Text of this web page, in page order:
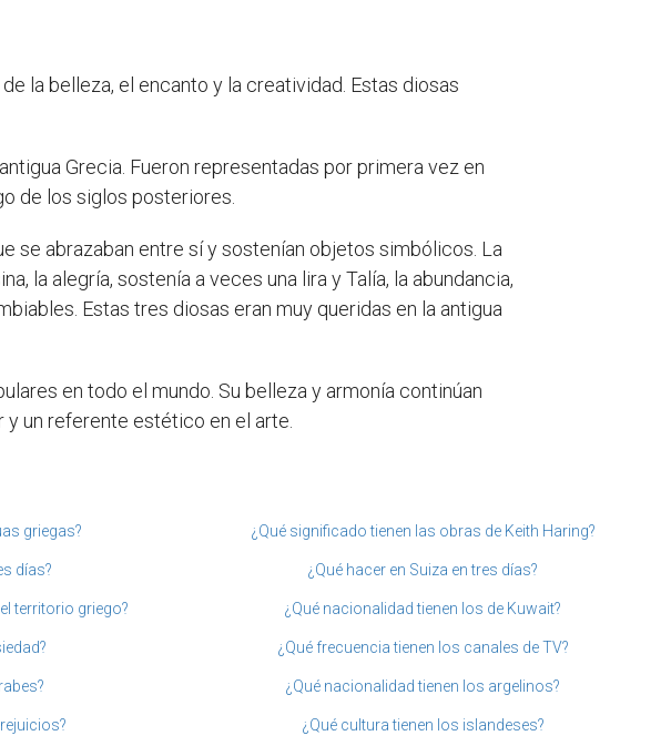
la belleza, el encanto y la creatividad. Estas diosas
Grecia. Fueron representadas por primera vez en
de los siglos posteriores.
se abrazaban entre sí y sostenían objetos simbólicos. La
la alegría, sostenía a veces una lira y Talía, la abundancia,
Estas tres diosas eran muy queridas en la antigua
en todo el mundo. Su belleza y armonía continúan
un referente estético en el arte.
griegas? ¿Qué significado tienen las obras de Keith Haring?
días? ¿Qué hacer en Suiza en tres días?
territorio griego? ¿Qué nacionalidad tienen los de Kuwait?
¿Qué frecuencia tienen los canales de TV?
¿Qué nacionalidad tienen los argelinos?
¿Qué cultura tienen los islandeses?